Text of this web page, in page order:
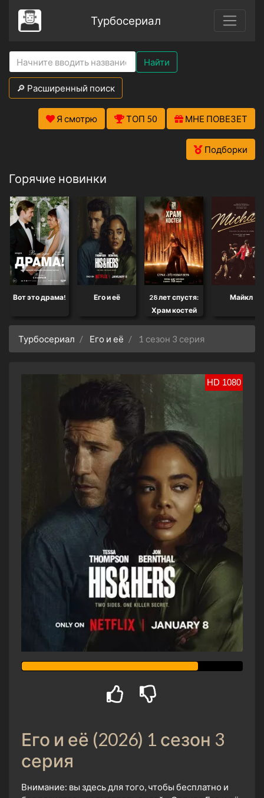
Турбосериал
Найти
🔎 Расширенный поиск
Я смотрю ТОП 50 МНЕ ПОВЕЗЕТ
Подборки
Горячие новинки
Вот это драма! Его и её
28 лет спустя:
Храм костей
Майкл
Турбосериал Его и её 1 сезон 3 серия
HD 1080
Его и её (2026) 1 сезон 3
серия
Внимание: вы здесь для того, чтобы бесплатно и